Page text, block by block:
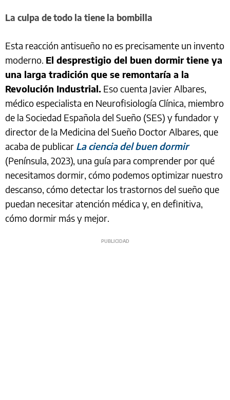
La culpa de todo la tiene la bombilla
Esta reacción antisueño no es precisamente un invento
moderno. El desprestigio del buen dormir tiene ya
una larga tradición que se remontaría a la
Revolución Industrial. Eso cuenta Javier Albares,
médico especialista en Neurofisiología Clínica, miembro
de la Sociedad Española del Sueño (SES) y fundador y
director de la Medicina del Sueño Doctor Albares, que
acaba de publicar La ciencia del buen dormir
(Península, 2023), una guía para comprender por qué
necesitamos dormir, cómo podemos optimizar nuestro
descanso, cómo detectar los trastornos del sueño que
puedan necesitar atención médica y, en definitiva,
cómo dormir más y mejor.